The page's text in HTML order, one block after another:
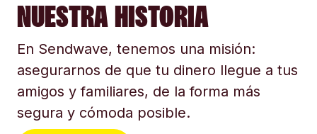
NUESTRA HISTORIA
En Sendwave, tenemos una misión:
asegurarnos de que tu dinero llegue a tus
amigos y familiares, de la forma más
segura y cómoda posible.